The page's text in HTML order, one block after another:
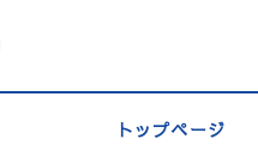
トップページ